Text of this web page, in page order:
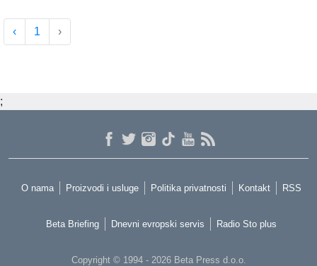
‹ 1 ›
;
O nama Proizvodi i usluge Politika privatnosti Kontakt RSS
Beta Briefing Dnevni evropski servis Radio Sto plus
Copyright © 1994 - 2026 Beta Press d.o.o.